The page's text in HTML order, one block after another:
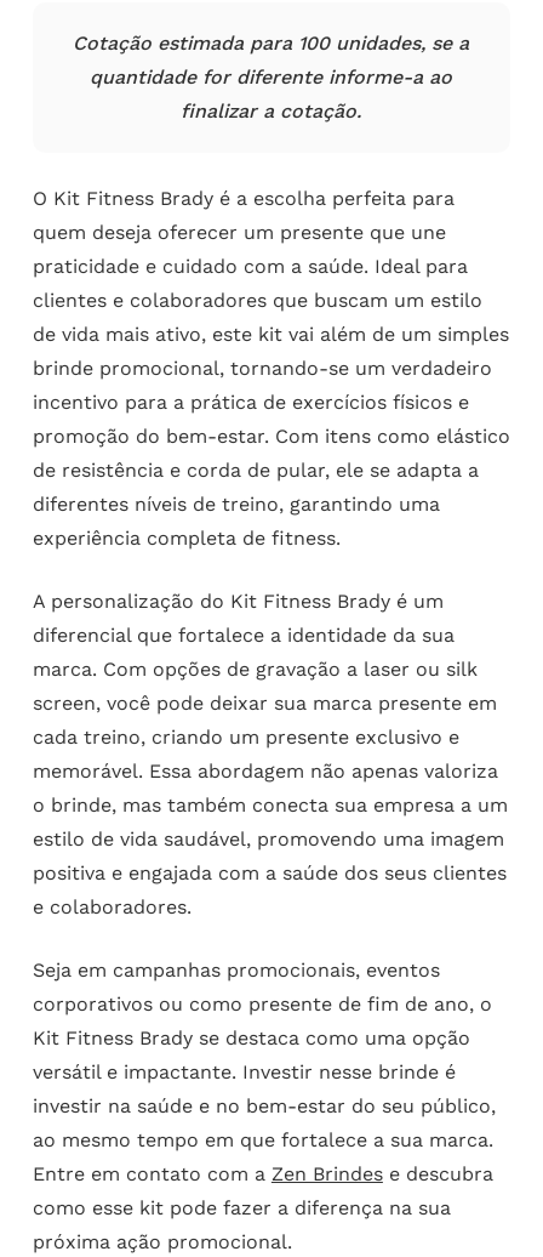
Cotação estimada para 100 unidades, se a
quantidade for diferente informe-a ao
finalizar a cotação.
O Kit Fitness Brady é a escolha perfeita para
quem deseja oferecer um presente que une
praticidade e cuidado com a saúde. Ideal para
clientes e colaboradores que buscam um estilo
de vida mais ativo, este kit vai além de um simples
brinde promocional, tornando-se um verdadeiro
incentivo para a prática de exercícios físicos e
promoção do bem-estar. Com itens como elástico
de resistência e corda de pular, ele se adapta a
diferentes níveis de treino, garantindo uma
experiência completa de fitness.
A personalização do Kit Fitness Brady é um
diferencial que fortalece a identidade da sua
marca. Com opções de gravação a laser ou silk
screen, você pode deixar sua marca presente em
cada treino, criando um presente exclusivo e
memorável. Essa abordagem não apenas valoriza
o brinde, mas também conecta sua empresa a um
estilo de vida saudável, promovendo uma imagem
positiva e engajada com a saúde dos seus clientes
e colaboradores.
Seja em campanhas promocionais, eventos
corporativos ou como presente de fim de ano, o
Kit Fitness Brady se destaca como uma opção
versátil e impactante. Investir nesse brinde é
investir na saúde e no bem-estar do seu público,
ao mesmo tempo em que fortalece a sua marca.
Entre em contato com a Zen Brindese descubra
como esse kit pode fazer a diferença na sua
próxima ação promocional.